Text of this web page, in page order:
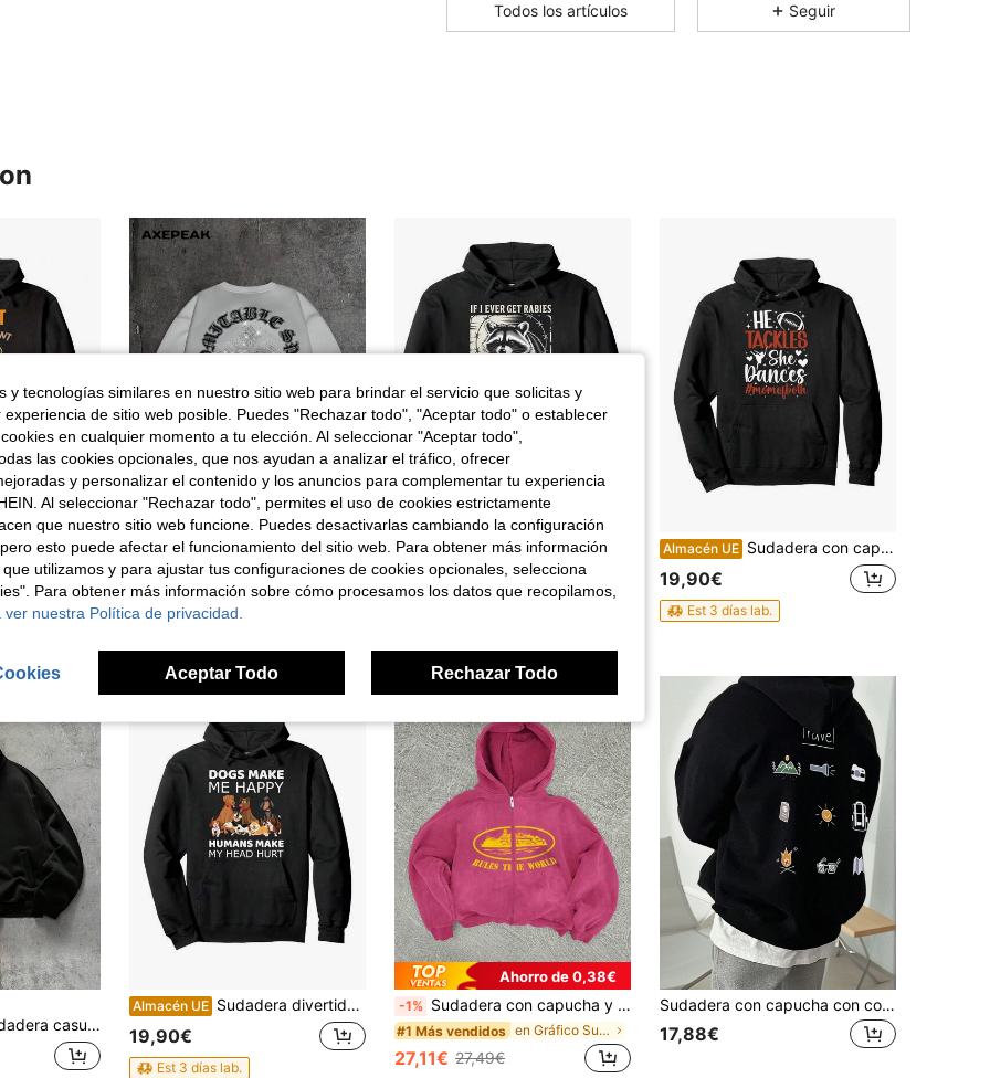
4,66 987 11
4,66 11
Todos los artículos Seguir
lema "Realmente quiero ser un búho", material suave y lavable a máquina, con bolsillo y capucha para fiestas temáticas y uso casual, sudadera con capucha de disfraz de búho divertido para hombres. AXEPEAK
NEW AXEPEAK Sudadera de hombre con estampado de letras y cruz de strass
20,99€
Almacén UE Sudadera con capucha unisex para parejas con diseño de mapache divertido "Rabia, estás en mi lista de favoritos" 2026
19,90€
Almacén UE Sudadera con capucha para mamá de fútbol y danza - El rol de la mamá que hace malabares y baila, suéter con capucha suave y cálido, ropa de invierno canadiense lavable a máquina para juegos de fútbol y actuaciones de danza
19,90€
Est 3 días lab.
de avión de metal de unicolor para hombre
Almacén UE Sudadera divertida para amantes de los perros - "Los perros me hacen feliz, los humanos me dan dolores de cabeza" Sudadera con capucha unisex casual de punto, adecuada para hombres, tallas S a 2XL, ropa lavable a máquina con motivo de perro.
19,90€
Est 3 días lab.
Ahorro de 0,38€
-1% Sudadera con capucha y cremallera con gráfico de letras casual para uso diario de hombre, otoño, streetwear
#1 Más vendidos en Gráfico Sudaderas con cremallera para hombre
27,11€ 27,49€
Sudadera con capucha con cordón y estampado de elementos de aventura al aire libre para hombres, de vuelta a la escuela, otoño/invierno, parte superior de manga larga
17,88€
y tecnologías similares en nuestro sitio web para brindar el servicio que solicitas y
de sitio web posible. Puedes "Rechazar todo", "Aceptar todo" o establecer
en cualquier momento a tu elección. Al seleccionar "Aceptar todo",
las cookies opcionales, que nos ayudan a analizar el tráfico, ofrecer
y personalizar el contenido y los anuncios para complementar tu experiencia
Al seleccionar "Rechazar todo", permites el uso de cookies estrictamente
que nuestro sitio web funcione. Puedes desactivarlas cambiando la configuración
esto puede afectar el funcionamiento del sitio web. Para obtener más información
utilizamos y para ajustar tus configuraciones de cookies opcionales, selecciona
Para obtener más información sobre cómo procesamos los datos que recopilamos,
nuestra Política de privacidad.
Aceptar Todo Rechazar Todo